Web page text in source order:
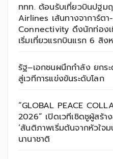
ททท. ต้อนรับเที่ยวบินปฐม
Airlines เส้นทางจาการ์ต
Connectivity ดึงนักท่อง
เริ่มเที่ยวแรกบินแรก 6 สิง
รัฐ–เอกชนผนึกกำลัง ยกร
สู่เวทีการแข่งขันระดับโลก
“GLOBAL PEACE
2026” เปิดเวทีเชิดชูผู้สร้
‘สันติภาพเริ่มต้นจากหัวใจ
นานาชาติ